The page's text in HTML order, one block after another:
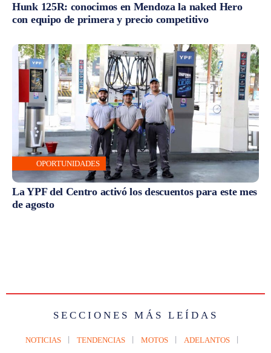
Hunk 125R: conocimos en Mendoza la naked Hero
con equipo de primera y precio competitivo
OPORTUNIDADES
La YPF del Centro activó los descuentos para este mes
de agosto
SECCIONES MÁS LEÍDAS
NOTICIAS TENDENCIAS MOTOS ADELANTOS